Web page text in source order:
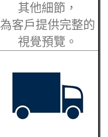
其他細節，
為客戶提供完整的
視覺預覽。